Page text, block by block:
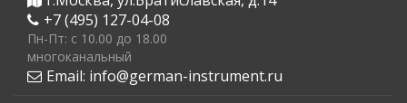
+7 (495) 127-04-08
Пн-Пт: c 10.00 до 18.00
многоканальный
Email: info@german-instrument.ru